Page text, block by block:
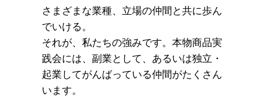
さまざまな業種、立場の仲間と共に歩ん
でいける。
それが、私たちの強みです。本物商品実
践会には、副業として、あるいは独立・
起業してがんばっている仲間がたくさん
います。